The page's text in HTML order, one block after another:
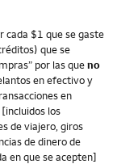
cada $1 que se gaste
que se
por las queno
en efectivo y
en
los
de viajero, giros
de dinero de
en que se acepten]